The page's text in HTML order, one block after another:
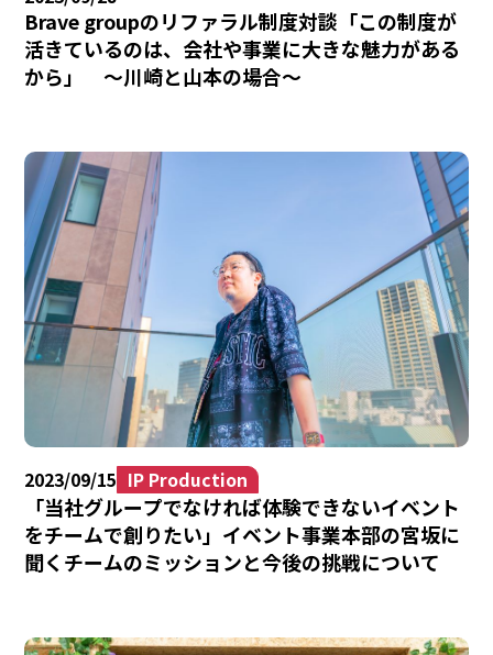
Brave groupのリファラル制度対談「この制度が
活きているのは、会社や事業に大きな魅力がある
から」 ～川崎と山本の場合～
2023/09/15 IP Production
「当社グループでなければ体験できないイベント
をチームで創りたい」イベント事業本部の宮坂に
聞くチームのミッションと今後の挑戦について